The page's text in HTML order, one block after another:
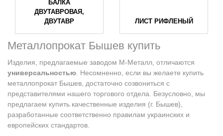
БАЛКА
ДВУТАВРОВАЯ,
ДВУТАВР
ЛИСТ РИФЛЕНЫЙ
Металлопрокат Бышев купить
Изделия, предлагаемые заводом М-Металл, отличаются
универсальностью . Несомненно, если вы желаете купить
металлопрокат Бышев, достаточно созвониться с
представителями нашего торгового отдела. Безусловно, мы
предлагаем купить качественные изделия (г. Бышев),
разработанные соответственно правилам украинских и
европейских стандартов.